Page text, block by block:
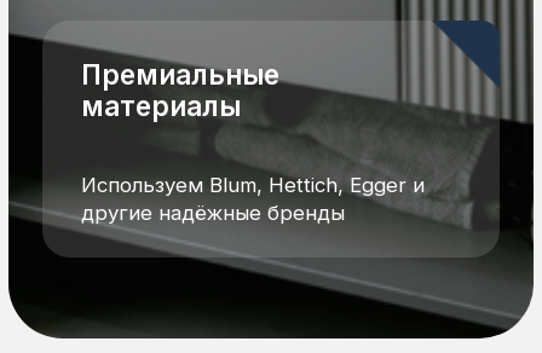
Подписаться